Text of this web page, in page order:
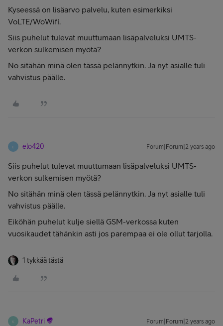
Kyseessä on lisäarvo palvelu, kuten esimerkiksi
VoLTE/WoWifi.
Siis puhelut tulevat muuttumaan lisäpalveluksi UMTS-
verkon sulkemisen myötä?
No sitähän minä olen tässä pelännytkin. Ja nyt asialle tuli
vahvistus päälle.
E elo420 Forum|Forum|2 years ago
Siis puhelut tulevat muuttumaan lisäpalveluksi UMTS-
verkon sulkemisen myötä?
No sitähän minä olen tässä pelännytkin. Ja nyt asialle tuli
vahvistus päälle.
Eiköhän puhelut kulje siellä GSM-verkossa kuten
vuosikaudet tähänkin asti jos parempaa ei ole ollut tarjolla.
1 tykkää tästä
K KaPetri Forum|Forum|2 years ago